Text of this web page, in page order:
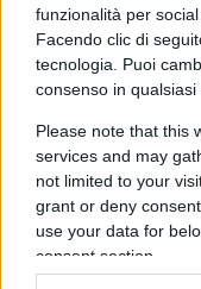
funzionalità per
Facendo clic di
tecnologia. Puoi
consenso in
Please note that this
services and may
not limited to your
grant or deny
use your data for
consent section.
di guerra.
È questa almeno
universitario
essere stato il
Penale
crimini contro
quando la